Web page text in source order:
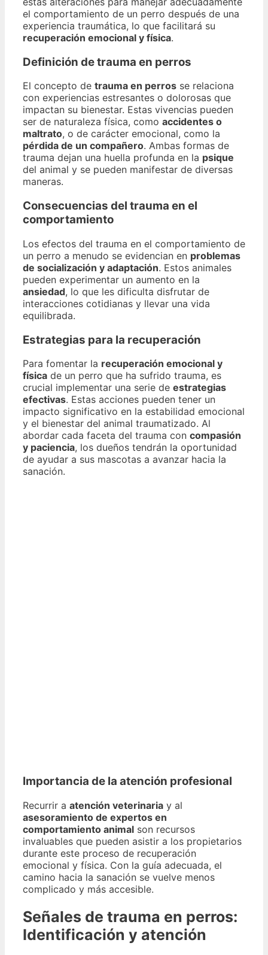
el comportamiento de un perro después de una
experiencia traumática, lo que facilitará su
recuperación emocional y física.
Definición de trauma en perros
El concepto de trauma en perros se relaciona
con experiencias estresantes o dolorosas que
impactan su bienestar. Estas vivencias pueden
ser de naturaleza física, como accidentes o
maltrato, o de carácter emocional, como la
pérdida de un compañero. Ambas formas de
trauma dejan una huella profunda en la psique
del animal y se pueden manifestar de diversas
maneras.
Consecuencias del trauma en el
comportamiento
Los efectos del trauma en el comportamiento de
un perro a menudo se evidencian en problemas
de socialización y adaptación. Estos animales
pueden experimentar un aumento en la
ansiedad, lo que les dificulta disfrutar de
interacciones cotidianas y llevar una vida
equilibrada.
Estrategias para la recuperación
Para fomentar la recuperación emocional y
física de un perro que ha sufrido trauma, es
crucial implementar una serie de estrategias
efectivas. Estas acciones pueden tener un
impacto significativo en la estabilidad emocional
y el bienestar del animal traumatizado. Al
abordar cada faceta del trauma con compasión
y paciencia, los dueños tendrán la oportunidad
de ayudar a sus mascotas a avanzar hacia la
sanación.
Importancia de la atención profesional
Recurrir a atención veterinaria y al
asesoramiento de expertos en
comportamiento animal son recursos
invaluables que pueden asistir a los propietarios
durante este proceso de recuperación
emocional y física. Con la guía adecuada, el
camino hacia la sanación se vuelve menos
complicado y más accesible.
Señales de trauma en perros:
Identificación y atención